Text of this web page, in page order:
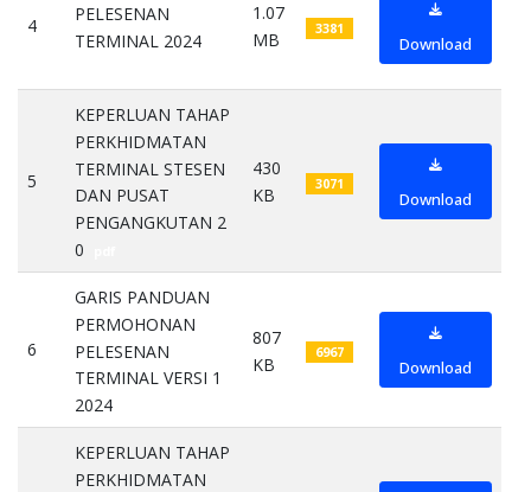
4
PELESENAN
TERMINAL 2024
1.07
MB
3381
Download
5
KEPERLUAN TAHAP
PERKHIDMATAN
TERMINAL STESEN
DAN PUSAT
PENGANGKUTAN 2
0
430
KB
3071
Download
6
GARIS PANDUAN
PERMOHONAN
PELESENAN
TERMINAL VERSI 1
2024
807
KB
6967
Download
KEPERLUAN TAHAP
PERKHIDMATAN